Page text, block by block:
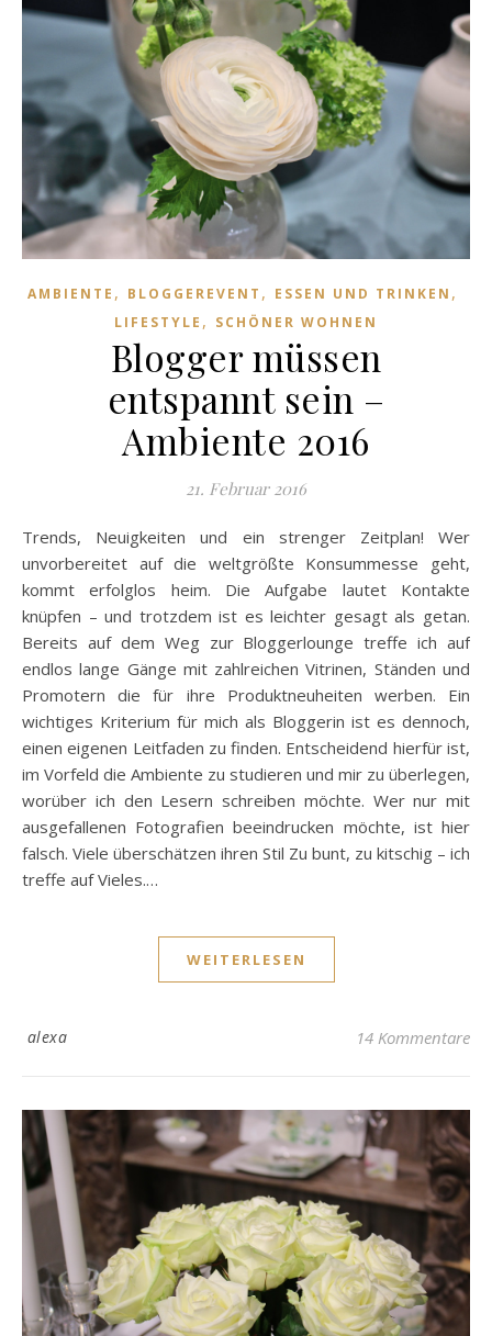
AMBIENTE , BLOGGEREVENT , ESSEN UND TRINKEN ,
LIFESTYLE , SCHÖNER WOHNEN
Blogger müssen
entspannt sein –
Ambiente 2016
21. Februar 2016
Trends, Neuigkeiten und ein strenger Zeitplan! Wer
unvorbereitet auf die weltgrößte Konsummesse geht,
kommt erfolglos heim. Die Aufgabe lautet Kontakte
knüpfen – und trotzdem ist es leichter gesagt als getan.
Bereits auf dem Weg zur Bloggerlounge treffe ich auf
endlos lange Gänge mit zahlreichen Vitrinen, Ständen und
Promotern die für ihre Produktneuheiten werben. Ein
wichtiges Kriterium für mich als Bloggerin ist es dennoch,
einen eigenen Leitfaden zu finden. Entscheidend hierfür ist,
im Vorfeld die Ambiente zu studieren und mir zu überlegen,
worüber ich den Lesern schreiben möchte. Wer nur mit
ausgefallenen Fotografien beeindrucken möchte, ist hier
falsch. Viele überschätzen ihren Stil Zu bunt, zu kitschig – ich
treffe auf Vieles.…
WEITERLESEN
alexa 14 Kommentare